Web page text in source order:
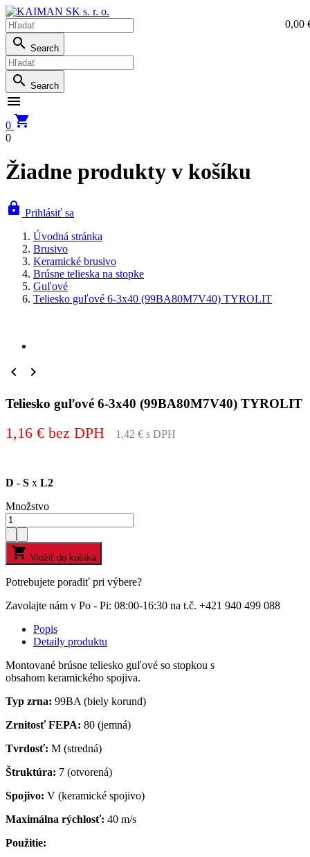
 Search
 Search

0 
0
0,00
Žiadne produkty v košíku
 Prihlásiť sa
Úvodná stránka
Brusivo
Keramické brusivo
Brúsne telieska na stopke
Guľové
Teliesko guľové 6-3x40 (99BA80M7V40) TYROLIT
 
Teliesko guľové 6-3x40 (99BA80M7V40) TYROLIT
1,16 € bez DPH 1,42 € s DPH
D - S x L2
Množstvo
 Vložiť do košíka
Potrebujete poradiť pri výbere?
Zavolajte nám v Po - Pi: 08:00-16:30 na t.č. +421 940 499 088
Popis
Detaily produktu
Montované brúsne teliesko guľové so stopkou s
obsahom keramického spojiva.
Typ zrna: 99BA (biely korund)
Zrnitosť FEPA: 80 (jemná)
Tvrdosť: M (stredná)
Štruktúra: 7 (otvorená)
Spojivo: V (keramické spojivo)
Maximálna rýchlosť: 40 m/s
Použitie: